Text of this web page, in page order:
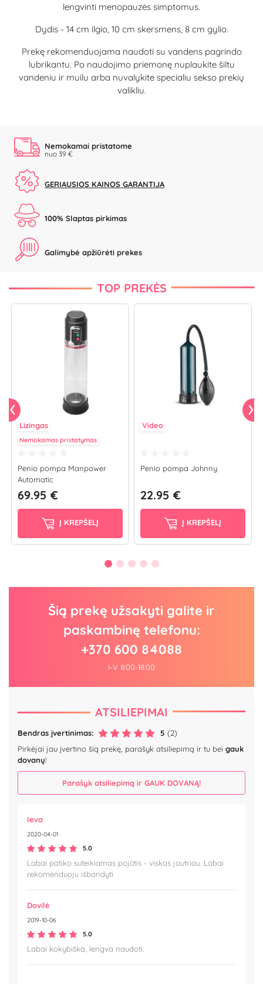
lengvinti menopauzės simptomus.
Dydis - 14 cm ilgio, 10 cm skersmens, 8 cm gylio.
Prekę rekomenduojama naudoti su vandens pagrindo
lubrikantu. Po naudojimo priemonę nuplaukite šiltu
vandeniu ir muilu arba nuvalykite specialiu sekso prekių
valikliu.
Nemokamai pristatome
nuo 39 €
GERIAUSIOS KAINOS GARANTIJA
100% Slaptas pirkimas
Galimybė apžiūrėti prekes
TOP PREKĖS
Lizingas
Nemokamas pristatymas
Penio pompa Manpower
Automatic
69.95 €
Į KREPŠELĮ
Video
Penio pompa Johnny
22.95 €
Į KREPŠELĮ
Šią prekę užsakyti galite ir
paskambinę telefonu:
+370 600 84088
I-V 8:00-18:00
ATSILIEPIMAI
Bendras įvertinimas: 5 (2)
Pirkėjai jau įvertino šią prekę, parašyk atsiliepimą ir tu bei gauk
dovanų!
Parašyk atsiliepimą ir GAUK DOVANĄ!
Ieva
2020-04-01
5.0
Labai patiko suteikiamas pojūtis - viskas jautriau. Labai
rekomenduoju išbandyti
Dovilė
2019-10-06
5.0
Labai kokybiška, lengva naudoti.